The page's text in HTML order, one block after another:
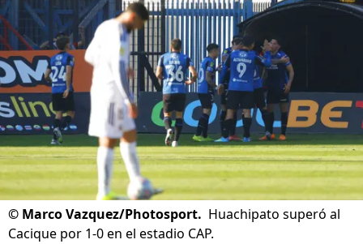
© Marco Vazquez/Photosport. Huachipato superó al
Cacique por 1-0 en el estadio CAP.